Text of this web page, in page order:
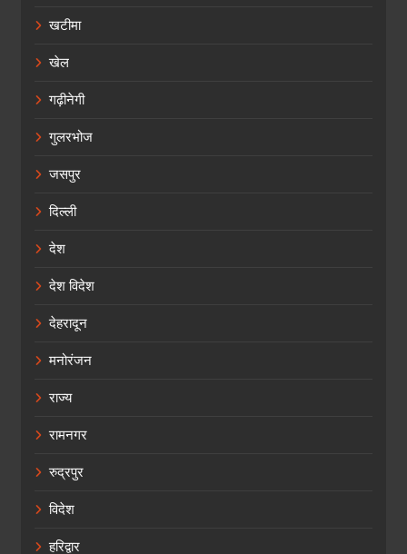
खटीमा
खेल
गढ़ीनेगी
गुलरभोज
जसपुर
दिल्ली
देश
देश विदेश
देहरादून
मनोरंजन
राज्य
रामनगर
रुद्रपुर
विदेश
हरिद्वार